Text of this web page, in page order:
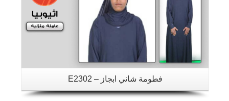
فطومة شاني ابجاز – E2302